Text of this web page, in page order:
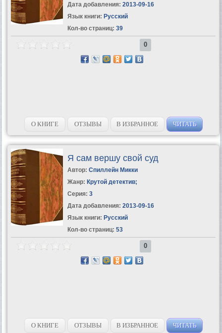
Дата добавления: 2013-09-16
Язык книги: Русский
Кол-во страниц: 39
0
О КНИГЕ ОТЗЫВЫ В ИЗБРАННОЕ ЧИТАТЬ
Я сам вершу свой суд
Автор: Спиллейн Микки
Жанр: Крутой детектив;
Серия: 3
Дата добавления: 2013-09-16
Язык книги: Русский
Кол-во страниц: 53
0
О КНИГЕ ОТЗЫВЫ В ИЗБРАННОЕ ЧИТАТЬ